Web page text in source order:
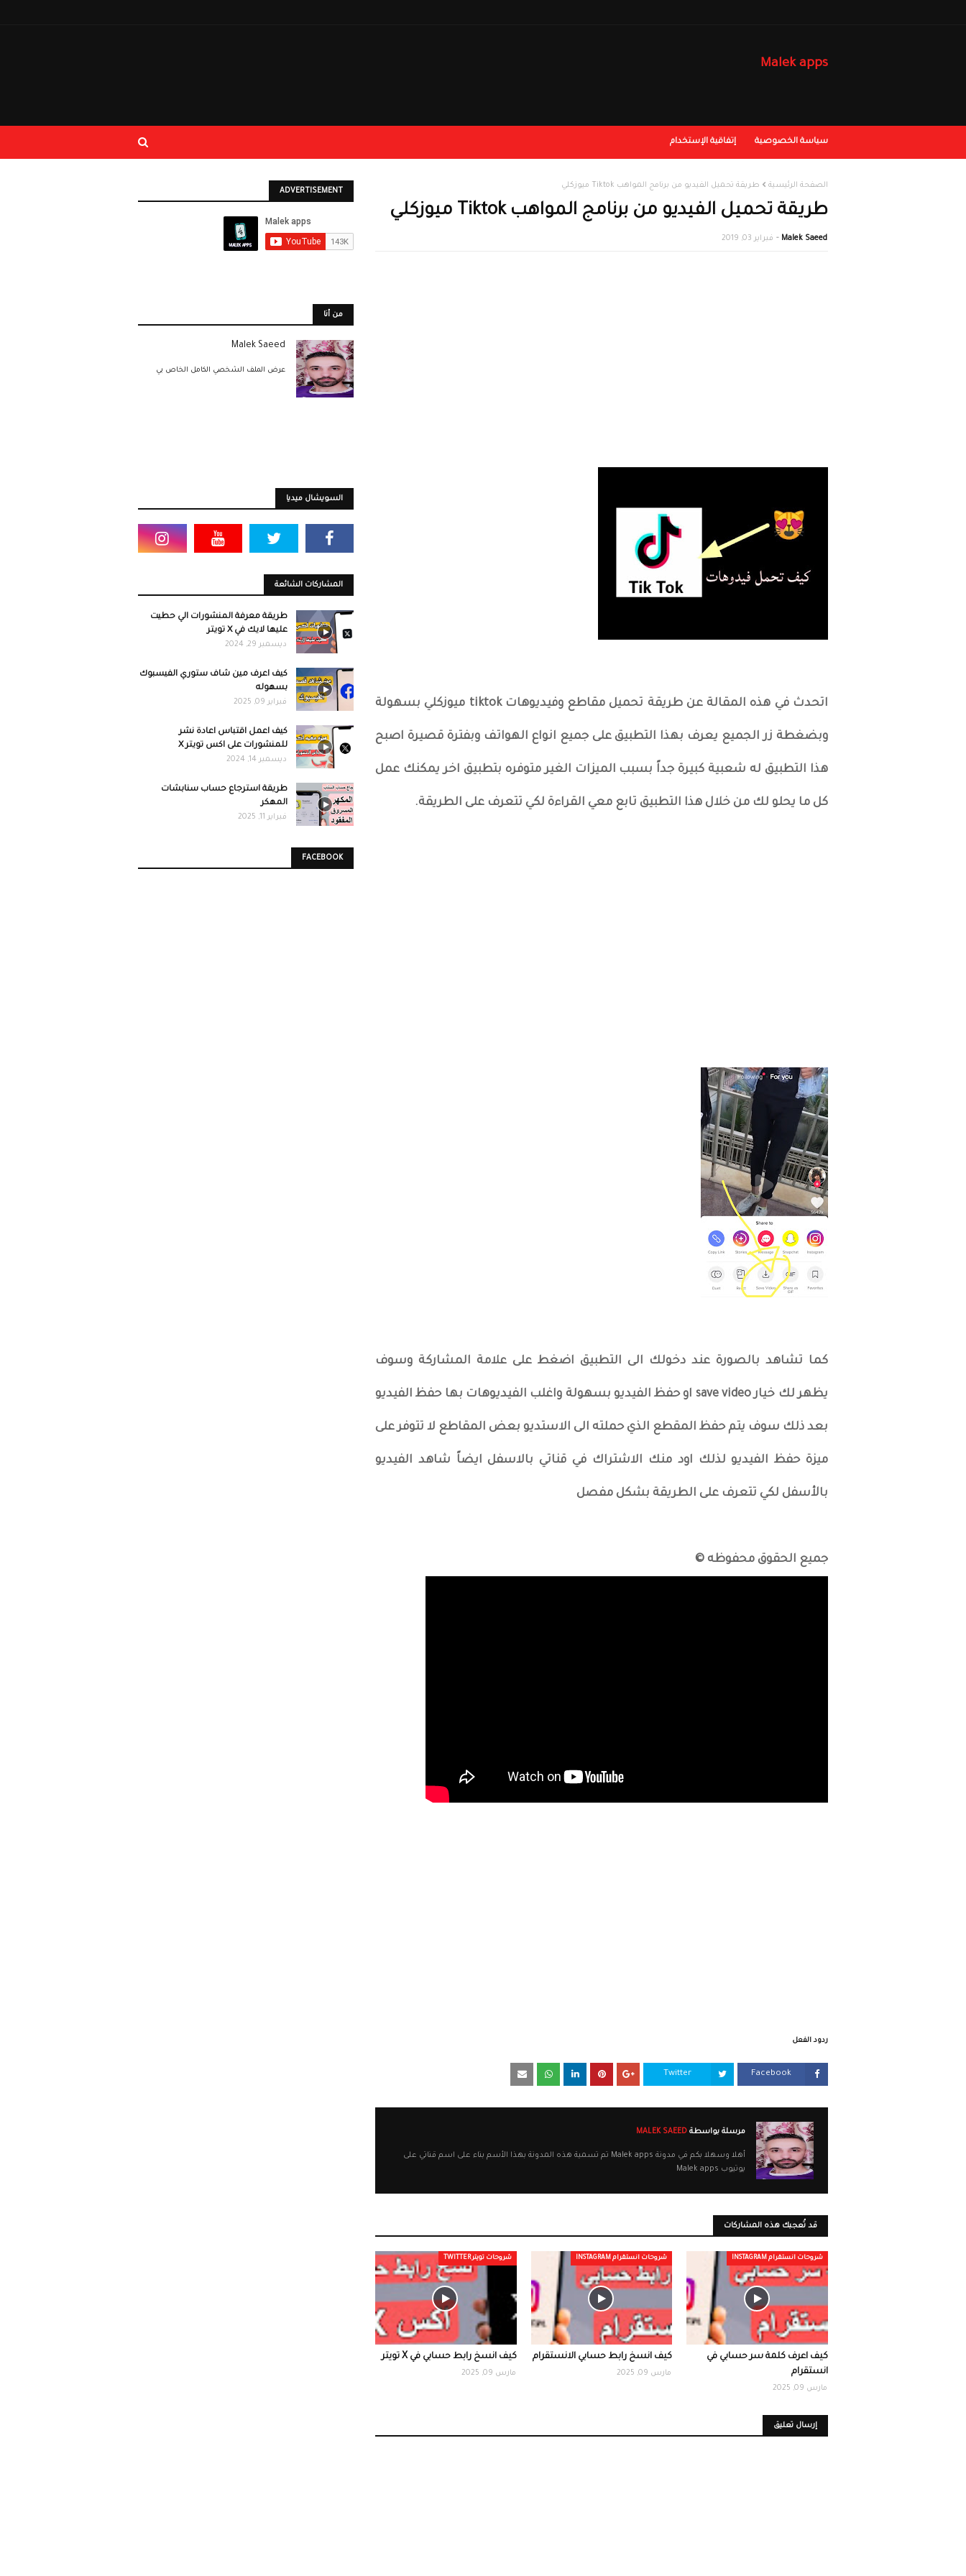
Malek apps
سياسة الخصوصية إتفاقية الإستخدام
الصفحة الرئيسية طريقة تحميل الفيديو من برنامج المواهب Tiktok ميوزكلي
طريقة تحميل الفيديو من برنامج المواهب Tiktok ميوزكلي
Malek Saeed فبراير 03, 2019
اتحدث في هذه المقالة عن طريقة تحميل مقاطع وفيديوهات tiktok ميوزكلي بسهولة
وبضغطة زر الجميع يعرف بهذا التطبيق على جميع انواع الهواتف وبفترة قصيرة اصبح
هذا التطبيق له شعبية كبيرة جداً بسبب الميزات الغير متوفره بتطبيق اخر يمكنك عمل
كل ما يحلو لك من خلال هذا التطبيق تابع معي القراءة لكي تتعرف على الطريقة.
كما تشاهد بالصورة عند دخولك الى التطبيق اضغط على علامة المشاركة وسوف
يظهر لك خيار save video او حفظ الفيديو بسهولة واغلب الفيديوهات بها حفظ الفيديو
بعد ذلك سوف يتم حفظ المقطع الذي حملته الى الاستديو بعض المقاطع لا تتوفر على
ميزة حفظ الفيديو لذلك اود منك الاشتراك في قناتي بالاسفل ايضاً شاهد الفيديو
بالأسفل لكي تتعرف على الطريقة بشكل مفصل
جميع الحقوق محفوظه ©
ردود الفعل
Facebook
Twitter
مرسلة بواسطة
أهلا وسهلا بكم في مدونة Malek apps تم تسمية هذه المدونة بهذا الأسم بناء على اسم قناتي على
يوتيوب Malek apps
قد تُعجبك هذه المشاركات
شروحات تويتر TWITTER
كيف انسخ رابط حسابي في X تويتر
مارس 09, 2025
شروحات انستقرام INSTAGRAM
كيف انسخ رابط حسابي الانستقرام
مارس 09, 2025
شروحات انستقرام INSTAGRAM
كيف اعرف كلمة سر حسابي في
انستقرام
مارس 09, 2025
إرسال تعليق
ADVERTISEMENT
من أنا
Malek Saeed
عرض الملف الشخصي الكامل الخاص بي
السويشال ميديا
المشاركات الشائعة
طريقة معرفة المنشورات الي حطيت
عليها لايك في X تويتر
ديسمبر 29, 2024
كيف اعرف مين شاف ستوري الفيسبوك
بسهوله
فبراير 09, 2025
كيف اعمل اقتباس اعادة نشر
للمنشورات على اكس تويتر X
ديسمبر 14, 2024
طريقة استرجاع حساب سنابشات
المهكر
فبراير 11, 2025
FACEBOOK